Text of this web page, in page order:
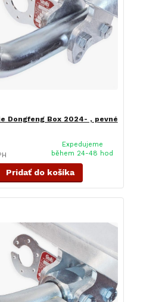
Dongfeng Box 2024- , pevné
Expedujeme
během 24-48 hod
Pridať do košíka